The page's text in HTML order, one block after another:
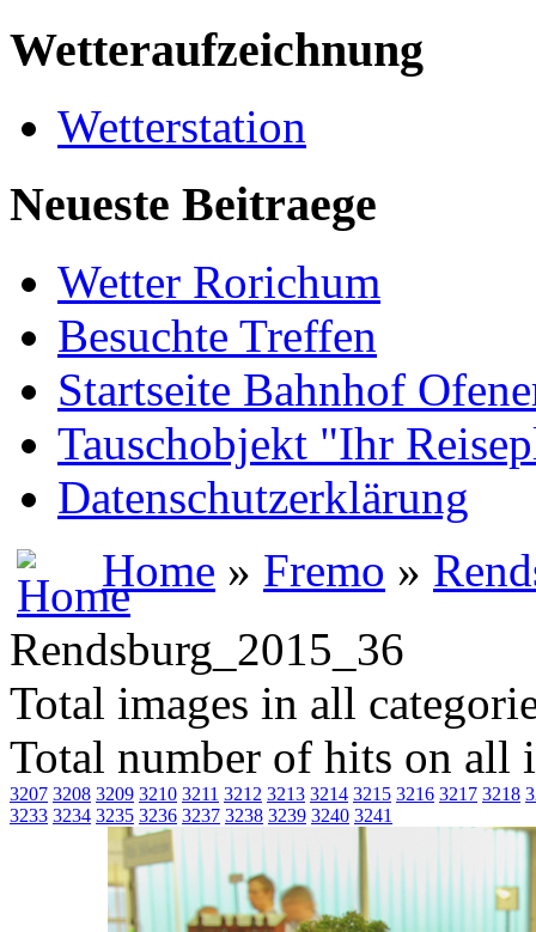
Wetteraufzeichnung
Wetterstation
Neueste Beitraege
Wetter Rorichum
Besuchte Treffen
Startseite Bahnhof
Tauschobjekt "Ihr
Datenschutzerklärung
Home » Fremo »
Rendsburg_2015_36
Total images in all
Total number of hits on all
3207 3208 3209 3210 3211 3212 3213 3214 3215 3216 3217 3218
3233 3234 3235 3236 3237 3238 3239 3240 3241